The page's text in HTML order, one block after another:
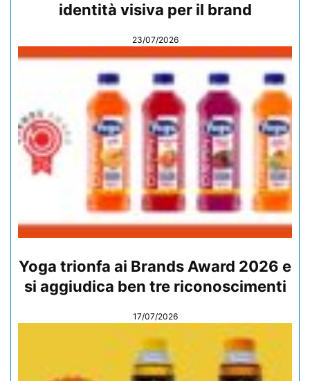
identità visiva per il brand
23/07/2026
Yoga trionfa ai Brands Award 2026 e
si aggiudica ben tre riconoscimenti
17/07/2026